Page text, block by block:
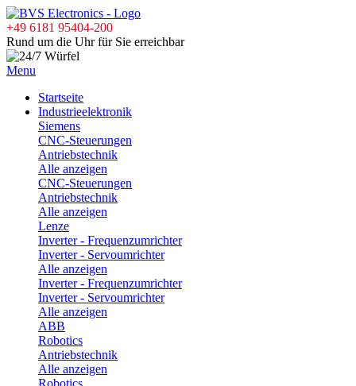
+49 6181 95404-200
Rund um die Uhr für Sie erreichbar
Menu
Startseite
Industrieelektronik
Siemens
CNC-Steuerungen
Antriebstechnik
Alle anzeigen
CNC-Steuerungen
Antriebstechnik
Alle anzeigen
Lenze
Inverter - Frequenzumrichter
Inverter - Servoumrichter
Alle anzeigen
Inverter - Frequenzumrichter
Inverter - Servoumrichter
Alle anzeigen
ABB
Robotics
Antriebstechnik
Alle anzeigen
Robotics